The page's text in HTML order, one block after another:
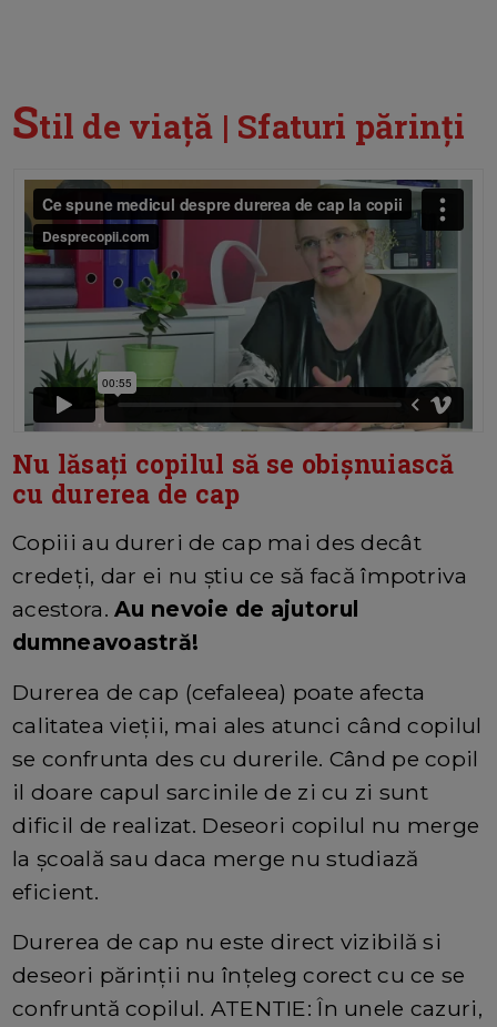
Stil de viață | Sfaturi părinți
Nu lăsați copilul să se obișnuiască
cu durerea de cap
Copiii au dureri de cap mai des decât
credeți, dar ei nu știu ce să facă împotriva
acestora.Au nevoie de ajutorul
dumneavoastră!
Durerea de cap (cefaleea) poate afecta
calitatea vieții, mai ales atunci când copilul
se confrunta des cu durerile. Când pe copil
il doare capul sarcinile de zi cu zi sunt
dificil de realizat. Deseori copilul nu merge
la școală sau daca merge nu studiază
eficient.
Durerea de cap nu este direct vizibilă si
deseori părinții nu înțeleg corect cu ce se
confruntă copilul. ATENTIE: În unele cazuri,